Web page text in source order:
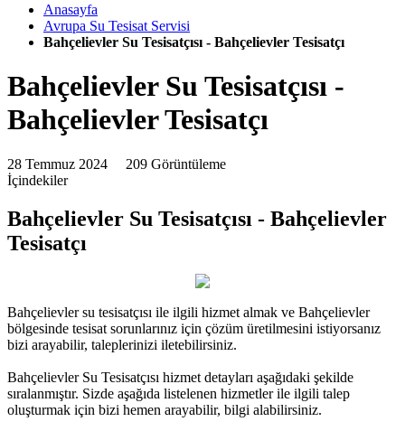
Anasayfa
Avrupa Su Tesisat Servisi
Bahçelievler Su Tesisatçısı - Bahçelievler Tesisatçı
Bahçelievler Su Tesisatçısı -
Bahçelievler Tesisatçı
28 Temmuz 2024 209 Görüntüleme
İçindekiler
Bahçelievler Su Tesisatçısı - Bahçelievler
Tesisatçı
Bahçelievler su tesisatçısı ile ilgili hizmet almak ve Bahçelievler
bölgesinde tesisat sorunlarınız için çözüm üretilmesini istiyorsanız
bizi arayabilir, taleplerinizi iletebilirsiniz.
Bahçelievler Su Tesisatçısı hizmet detayları aşağıdaki şekilde
sıralanmıştır. Sizde aşağıda listelenen hizmetler ile ilgili talep
oluşturmak için bizi hemen arayabilir, bilgi alabilirsiniz.